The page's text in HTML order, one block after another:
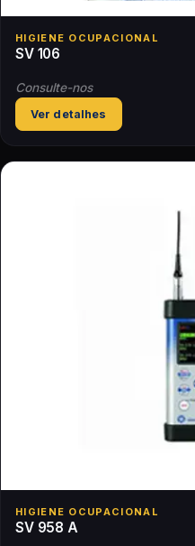
HIGIENE OCUPACIONAL
SV 106
Consulte-nos
Ver detalhes
HIGIENE OCUPACIONAL
SV 958 A